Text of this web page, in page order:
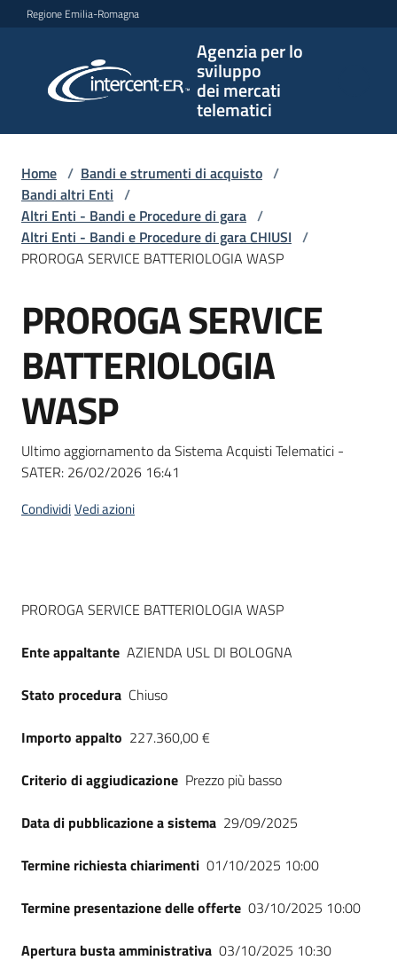
Vai al contenuto
Vai alla navigazione
Vai al footer
Regione Emilia-Romagna
Agenzia per lo
sviluppo
dei mercati
telematici
per lo
sviluppo
telematici
L'Agenzia
Bandi
strumenti
acquisto
Supporto
English
site
su
Home / Bandi e strumenti di acquisto /
Bandi altri Enti /
Altri Enti - Bandi e Procedure di gara /
Altri Enti - Bandi e Procedure di gara CHIUSI /
PROROGA SERVICE BATTERIOLOGIA WASP
Salta al contenuto
PROROGA SERVICE
BATTERIOLOGIA
WASP
Ultimo aggiornamento da Sistema Acquisti Telematici -
SATER: 26/02/2026 16:41
CondividiVedi azioni
Dati del bando
PROROGA SERVICE BATTERIOLOGIA WASP
Ente appaltante AZIENDA USL DI BOLOGNA
Stato procedura Chiuso
Importo appalto 227.360,00 €
Criterio di aggiudicazione Prezzo più basso
Data di pubblicazione a sistema 29/09/2025
Termine richiesta chiarimenti 01/10/2025 10:00
Termine presentazione delle offerte 03/10/2025 10:00
Apertura busta amministrativa 03/10/2025 10:30